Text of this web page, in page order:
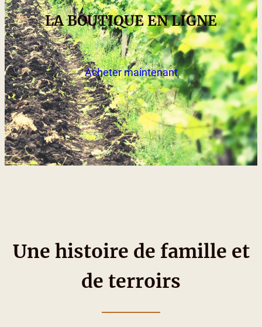
LA BOUTIQUE EN LIGNE
Acheter maintenant
Une histoire de famille et
de terroirs